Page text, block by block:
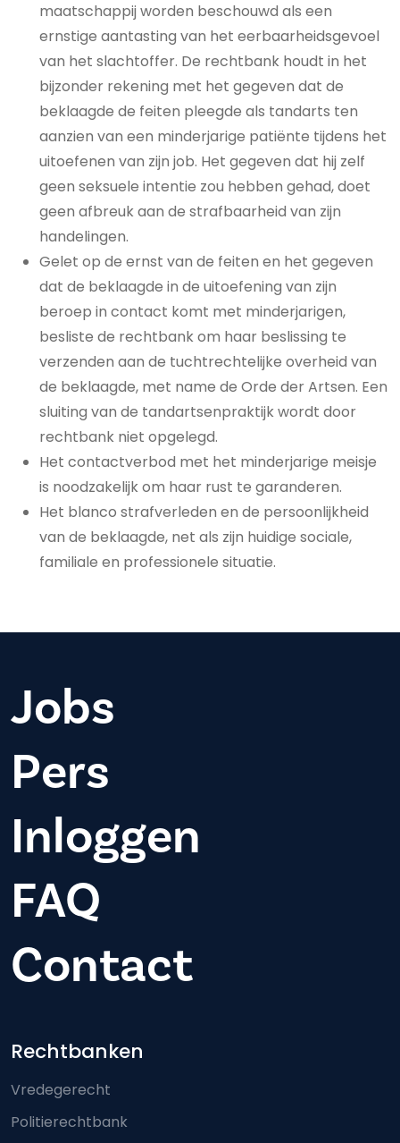
maatschappij worden beschouwd als een
ernstige aantasting van het eerbaarheidsgevoel
van het slachtoffer. De rechtbank houdt in het
bijzonder rekening met het gegeven dat de
beklaagde de feiten pleegde als tandarts ten
aanzien van een minderjarige patiënte tijdens het
uitoefenen van zijn job. Het gegeven dat hij zelf
geen seksuele intentie zou hebben gehad, doet
geen afbreuk aan de strafbaarheid van zijn
handelingen.
Gelet op de ernst van de feiten en het gegeven
dat de beklaagde in de uitoefening van zijn
beroep in contact komt met minderjarigen,
besliste de rechtbank om haar beslissing te
verzenden aan de tuchtrechtelijke overheid van
de beklaagde, met name de Orde der Artsen. Een
sluiting van de tandartsenpraktijk wordt door
rechtbank niet opgelegd.
Het contactverbod met het minderjarige meisje
is noodzakelijk om haar rust te garanderen.
Het blanco strafverleden en de persoonlijkheid
van de beklaagde, net als zijn huidige sociale,
familiale en professionele situatie.
Jobs
Pers
Inloggen
FAQ
Contact
Footer-menu
Rechtbanken
Vredegerecht
Politierechtbank